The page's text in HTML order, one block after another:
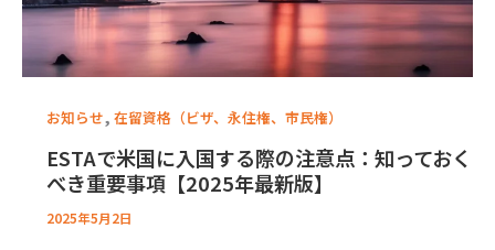
お知らせ, 在留資格（ビザ、永住権、市民権）
ESTAで米国に入国する際の注意点：知っておく
べき重要事項【2025年最新版】
2025年5月2日